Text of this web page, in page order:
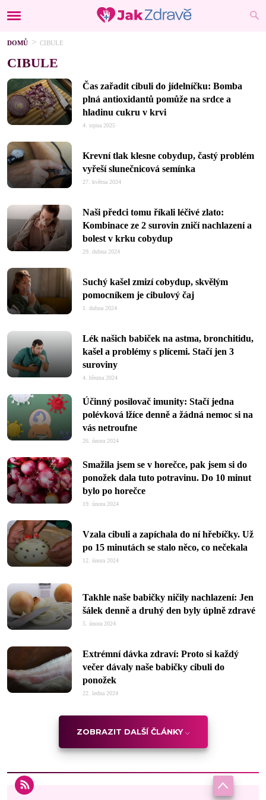
DOMŮ CIBULE
CIBULE
Čas zařadit cibuli do jídelníčku: Bomba
plná antioxidantů pomůže na srdce a
hladinu cukru v krvi
4. srpna 2025
Krevní tlak klesne cobydup, častý problém
vyřeší slunečnicová semínka
27. května 2024
Naši předci tomu říkali léčivé zlato:
Kombinace ze 2 surovin zničí nachlazení a
bolest v krku cobydup
29. dubna 2024
Suchý kašel zmizí cobydup, skvělým
pomocníkem je cibulový čaj
1. dubna 2024
Lék našich babiček na astma, bronchitidu,
kašel a problémy s plícemi. Stačí jen 3
suroviny
4. března 2024
Účinný posilovač imunity: Stačí jedna
polévková lžíce denně a žádná nemoc si na
vás netroufne
26. února 2024
Smažila jsem se v horečce, pak jsem si do
ponožek dala tuto potravinu. Do 10 minut
bylo po horečce
19. února 2024
Vzala cibuli a zapíchala do ní hřebíčky. Už
po 15 minutách se stalo něco, co nečekala
12. února 2024
Takhle naše babičky ničily nachlazení: Jen
šálek denně a druhý den byly úplně zdravé
5. února 2024
Extrémní dávka zdraví: Proto si každý
večer dávaly naše babičky cibuli do
ponožek
22. ledna 2024
ZOBRAZIT DALŠÍ ČLÁNKY